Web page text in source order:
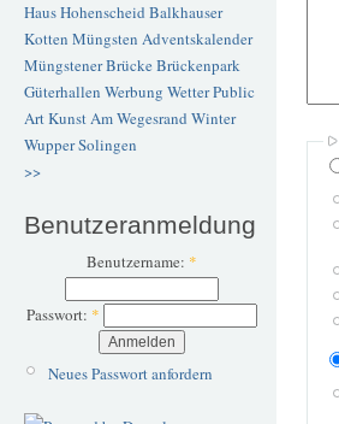
Haus Hohenscheid Balkhauser
Kotten Müngsten Adventskalender
Müngstener BrückeBrückenpark
Güterhallen Werbung WetterPublic
ArtKunstAm Wegesrand Winter
WupperSolingen
>>
Benutzeranmeldung
Benutzername: *
Passwort: *
Neues Passwort anfordern